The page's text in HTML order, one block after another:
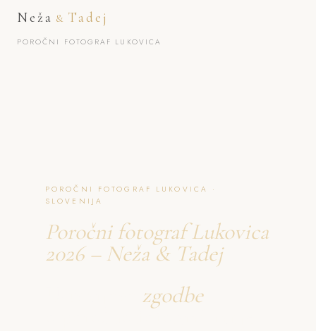
Neža & Tadej
POROČNI FOTOGRAF LUKOVICA
POROČNI FOTOGRAF LUKOVICA ·
SLOVENIJA
Poročni fotograf Lukovica
2026 – Neža & Tadej
zgodbe
o poročno fotografiranje